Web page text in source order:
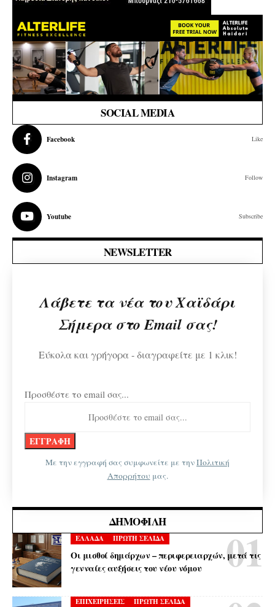
SOCIAL MEDIA
Facebook Like
Instagram Follow
Youtube Subscribe
NEWSLETTER
Λάβετε τα νέα του Χαϊδάρι
Σήμερα στο Email σας!
Εύκολα και γρήγορα - διαγραφείτε με 1 κλικ!
Προσθέστε το email σας...
Με την εγγραφή σας συμφωνείτε με τηνΠολιτική
Απορρήτου μας.
ΔΗΜΟΦΙΛΉ
ΕΛΛΑΔΑ ΠΡΩΤΗ ΣΕΛΙΔΑ
Οι μισθοί δημάρχων – περιφερειαρχών, μετά τις
γενναίες αυξήσεις του νέου νόμου
ΕΠΙΧΕΙΡΗΣΕΙΣ ΠΡΩΤΗ ΣΕΛΙΔΑ